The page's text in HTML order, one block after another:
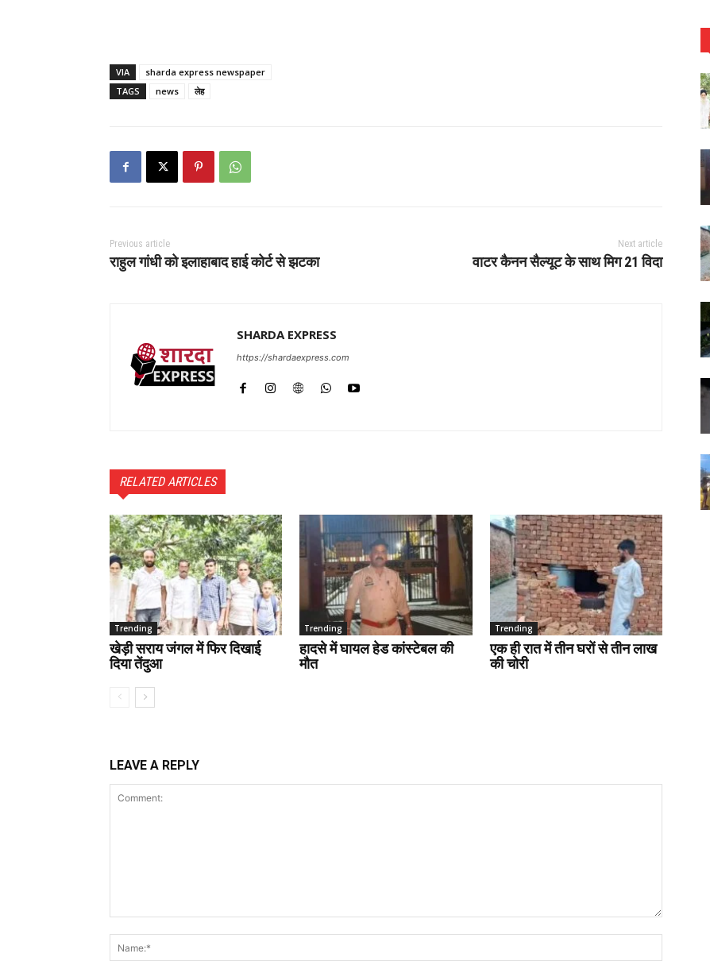
VIA
sharda express newspaper
TAGS
news लेह
Previous article
राहुल गांधी को इलाहाबाद हाई कोर्ट से झटका
Next article
वाटर कैनन सैल्यूट के साथ मिग 21 विदा
SHARDA EXPRESS
https://shardaexpress.com
RELATED ARTICLES
Trending
खेड़ी सराय जंगल में फिर दिखाई
दिया तेंदुआ
Trending
हादसे में घायल हेड कांस्टेबल की
मौत
Trending
एक ही रात में तीन घरों से तीन लाख
की चोरी
LEAVE A REPLY